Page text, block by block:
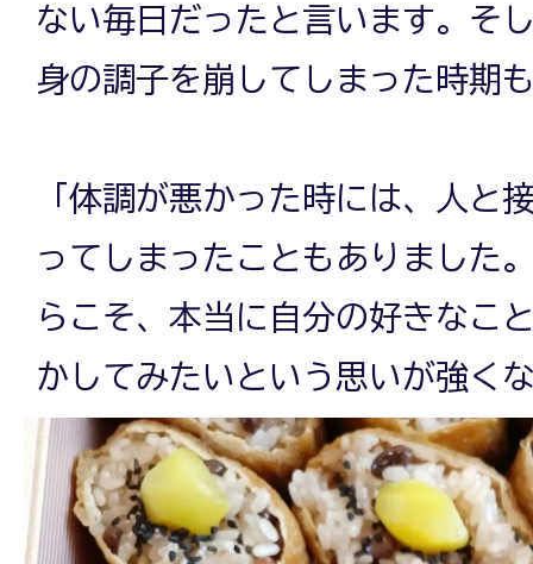
ない毎日だったと言います。そ
身の調子を崩してしまった時期
「体調が悪かった時には、人と
ってしまったこともありました
らこそ、本当に自分の好きなこ
かしてみたいという思いが強く